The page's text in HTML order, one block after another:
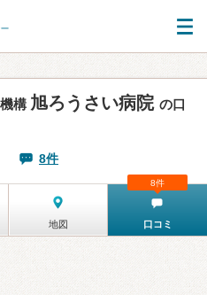
構 旭ろうさい病院 の口
8件
地図 口コミ
8件